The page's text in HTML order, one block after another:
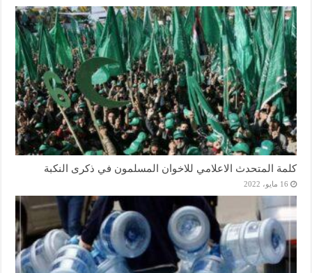
كلمة المتحدث الاعلامي للاخوان المسلمون في ذكرى النكبة
16 مايو، 2022